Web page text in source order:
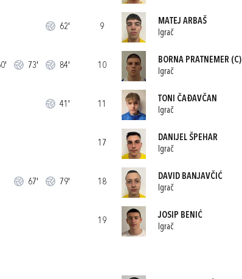
62'
73' 84'
41'
67' 79'
9
MATEJ ARBAŠ
Igrač
10
BORNA PRATNEMER (C)
Igrač
11
TONI ČAĐAVČAN
Igrač
17
DANIJEL ŠPEHAR
Igrač
18
DAVID BANJAVČIĆ
Igrač
19
JOSIP BENIĆ
Igrač